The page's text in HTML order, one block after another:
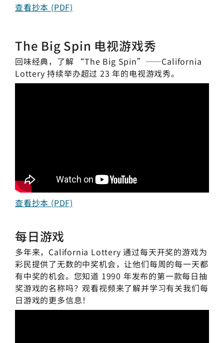
查看抄本 (PDF)
The Big Spin 电视游戏秀
回味经典，了解 “The Big Spin”——California
Lottery 持续举办超过 23 年的电视游戏秀。
查看抄本 (PDF)
每日游戏
多年来，California Lottery 通过每天开奖的游戏为
彩民提供了无数的中奖机会，让他们每周的每一天都
有中奖的机会。您知道 1990 年发布的第一款每日抽
奖游戏的名称吗？观看视频来了解并学习有关我们每
日游戏的更多信息！